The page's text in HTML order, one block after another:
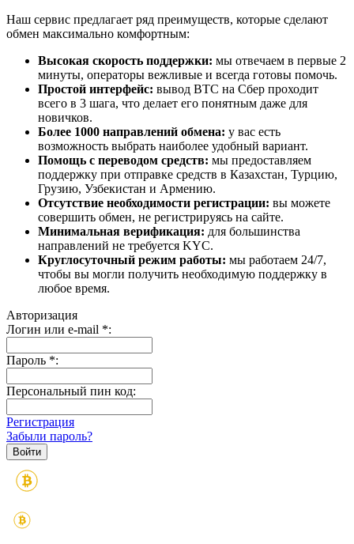
Наш сервис предлагает ряд преимуществ, которые сделают
обмен максимально комфортным:
Высокая скорость поддержки: мы отвечаем в первые 2
минуты, операторы вежливые и всегда готовы помочь.
Простой интерфейс: вывод BTC на Сбер проходит
всего в 3 шага, что делает его понятным даже для
новичков.
Более 1000 направлений обмена: у вас есть
возможность выбрать наиболее удобный вариант.
Помощь с переводом средств: мы предоставляем
поддержку при отправке средств в Казахстан, Турцию,
Грузию, Узбекистан и Армению.
Отсутствие необходимости регистрации: вы можете
совершить обмен, не регистрируясь на сайте.
Минимальная верификация: для большинства
направлений не требуется KYC.
Круглосуточный режим работы: мы работаем 24/7,
чтобы вы могли получить необходимую поддержку в
любое время.
Авторизация
Логин или e-mail *:
Пароль *:
Персональный пин код:
Регистрация
Забыли пароль?